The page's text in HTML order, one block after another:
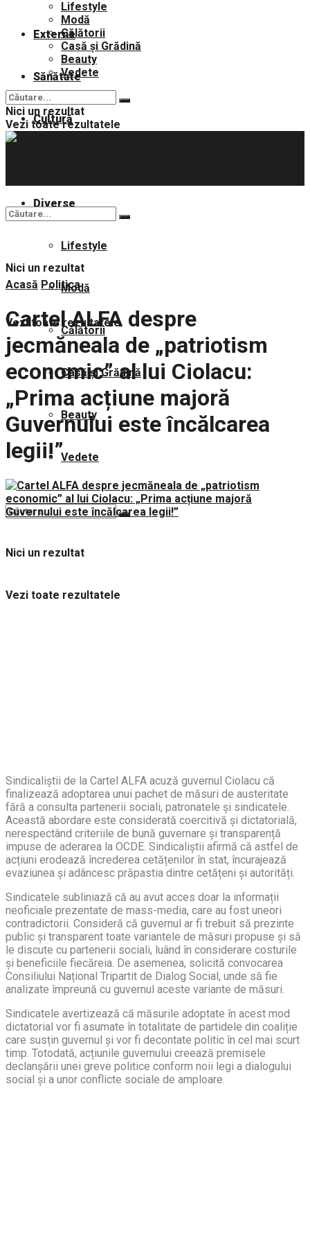
Externe
Sănătate
Cultură
Diverse
Lifestyle
Modă
Călătorii
Casă și Grădină
Beauty
Vedete
Nici un rezultat
Vezi toate rezultatele
Lifestyle
Modă
Călătorii
Casă și Grădină
Beauty
Vedete
Nici un rezultat
Vezi toate rezultatele
Nici un rezultat
Vezi toate rezultatele
Acasă Politica
Cartel ALFA despre
jecmăneala de „patriotism
economic” al lui Ciolacu:
„Prima acțiune majoră
Guvernului este încălcarea
legii!”
Sindicaliștii de la Cartel ALFA acuză guvernul Ciolacu că
finalizează adoptarea unui pachet de măsuri de austeritate
fără a consulta partenerii sociali, patronatele și sindicatele.
Această abordare este considerată coercitivă și dictatorială,
nerespectând criteriile de bună guvernare și transparență
impuse de aderarea la OCDE. Sindicaliștii afirmă că astfel de
acțiuni erodează încrederea cetățenilor în stat, încurajează
evaziunea și adâncesc prăpastia dintre cetățeni și autorități.
Sindicatele subliniază că au avut acces doar la informații
neoficiale prezentate de mass-media, care au fost uneori
contradictorii. Consideră că guvernul ar fi trebuit să prezinte
public și transparent toate variantele de măsuri propuse și să
le discute cu partenerii sociali, luând în considerare costurile
și beneficiile fiecăreia. De asemenea, solicită convocarea
Consiliului Național Tripartit de Dialog Social, unde să fie
analizate împreună cu guvernul aceste variante de măsuri.
Sindicatele avertizează că măsurile adoptate în acest mod
dictatorial vor fi asumate în totalitate de partidele din coaliție
care susțin guvernul și vor fi decontate politic în cel mai scurt
timp. Totodată, acțiunile guvernului creează premisele
declanșării unei greve politice conform noii legi a dialogului
social și a unor conflicte sociale de amploare.